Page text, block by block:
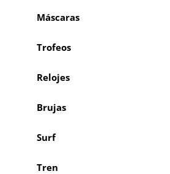
Máscaras
Trofeos
Relojes
Brujas
Surf
Tren